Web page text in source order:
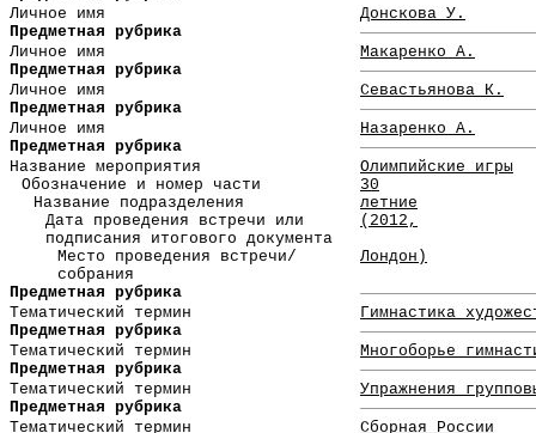
Личное имя
Донскова У.
Предметная рубрика
Личное имя
Макаренко А.
Предметная рубрика
Личное имя
Севастьянова К.
Предметная рубрика
Личное имя
Назаренко А.
Предметная рубрика
Название мероприятия
Олимпийские игры
Обозначение и номер части
30
Название подразделения
летние
Дата проведения встречи или
подписания итогового документа
(2012,
Место проведения встречи/
собрания
Лондон)
Предметная рубрика
Тематический термин
Гимнастика
Предметная рубрика
Тематический термин
Многоборье
Предметная рубрика
Тематический термин
Упражнения
Предметная рубрика
Тематический термин
Сборная России